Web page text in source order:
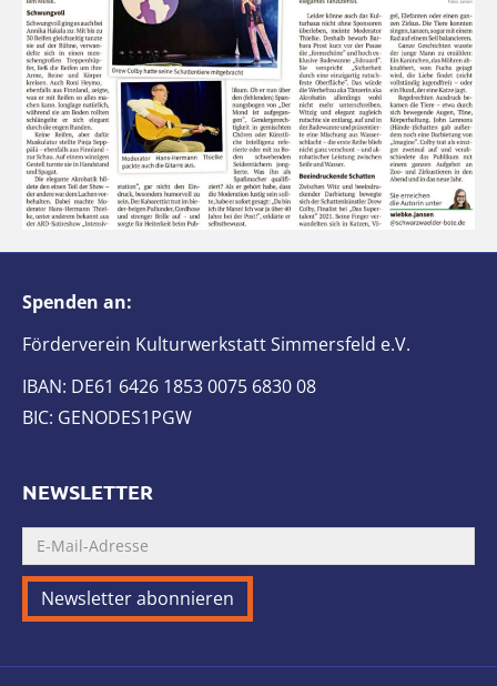
Spenden an:
Förderverein Kulturwerkstatt Simmersfeld e.V.
IBAN: DE61 6426 1853 0075 6830 08
BIC: GENODES1PGW
NEWSLETTER